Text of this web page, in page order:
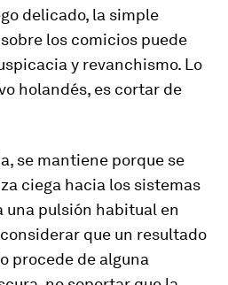
delicado, la simple
los comicios puede
y revanchismo. Lo
holandés, es cortar de
se mantiene porque se
ciega hacia los sistemas
una pulsión habitual en
que un resultado
procede de alguna